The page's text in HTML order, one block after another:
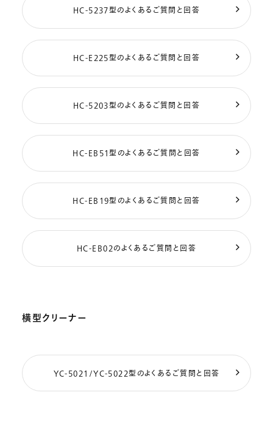
HC-5237型のよくあるご質問と回答
HC-E225型のよくあるご質問と回答
HC-5203型のよくあるご質問と回答
HC-EB51型のよくあるご質問と回答
HC-EB19型のよくあるご質問と回答
HC-EB02のよくあるご質問と回答
横型クリーナー
YC-5021/YC-5022型のよくあるご質問と回答